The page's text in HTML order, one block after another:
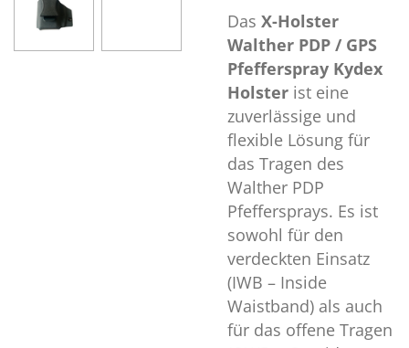
Das X-Holster
Walther PDP / GPS
Pfefferspray Kydex
Holster ist eine
zuverlässige und
flexible Lösung für
das Tragen des
Walther PDP
Pfeffersprays. Es ist
sowohl für den
verdeckten Einsatz
(IWB – Inside
Waistband) als auch
für das offene Tragen